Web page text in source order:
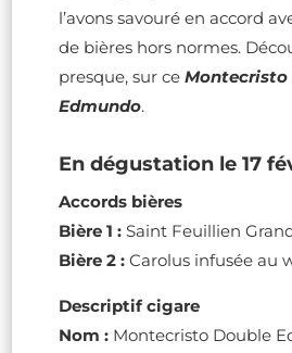
l’avons savouré en accord
de bières hors normes.
presque, sur ce Montecristo
Edmundo.
En dégustation le 17
Accords bières
Bière 1 :Saint Feuillien
Bière 2 :Carolus infusée au
Descriptif cigare
Nom :Montecristo Double